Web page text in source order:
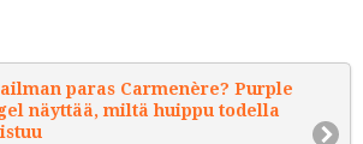
paras Carmenère? Purple
näyttää, miltä huippu todella